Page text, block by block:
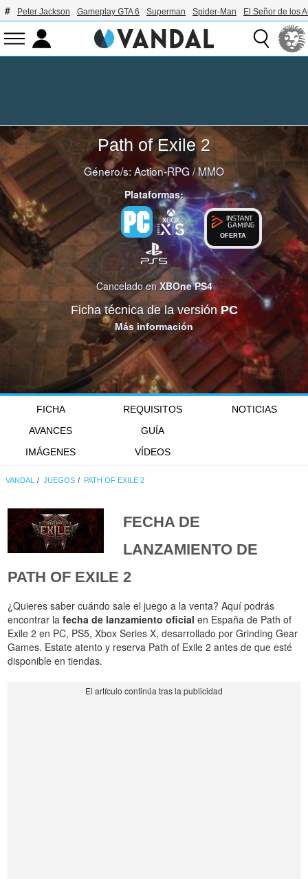
Peter Jackson Gameplay GTA 6 Superman Spider-Man El Señor de los
Path of Exile 2
Género/s:Action-RPG/MMO
Plataformas:
OFERTA
Cancelado en XBOne PS4
Ficha técnica de la versión PC
Más información
FICHA REQUISITOS
NOTICIAS
AVANCES
GUÍA
IMÁGENES
VÍDEOS
VANDAL JUEGOS PATH OF EXILE 2
FECHA DE
LANZAMIENTO DE
PATH OF EXILE 2
¿Quieres saber cuándo sale el juego a la venta? Aquí podrás
encontrar lafecha de lanzamiento oficial en España de Path of
Exile 2 en PC, PS5, Xbox Series X, desarrollado por Grinding Gear
Games. Estate atento y reserva Path of Exile 2 antes de que esté
disponible en tiendas.